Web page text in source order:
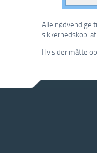
Alle nødvendige
sikkerhedskopi
Hvis der måtte